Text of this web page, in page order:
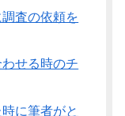
査の依頼を
せる時のチ
に筆者がと